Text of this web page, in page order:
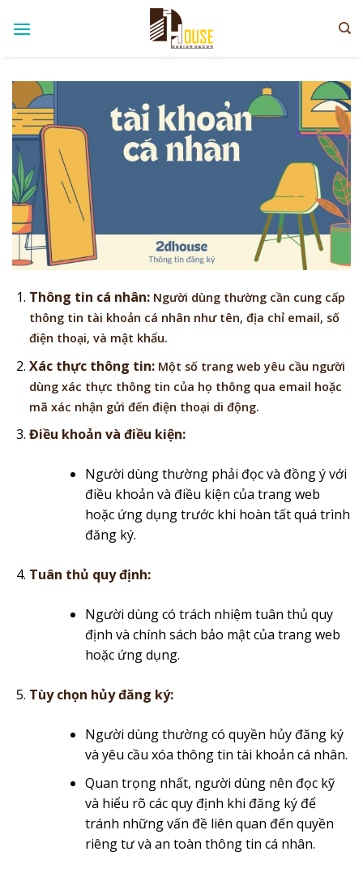
Thông tin cá nhân: Người dùng thường cần cung cấp
thông tin tài khoản cá nhân như tên, địa chỉ email, số
điện thoại, và mật khẩu.
Xác thực thông tin: Một số trang web yêu cầu người
dùng xác thực thông tin của họ thông qua email hoặc
mã xác nhận gửi đến điện thoại di động.
Điều khoản và điều kiện:
Người dùng thường phải đọc và đồng ý với
điều khoản và điều kiện của trang web
hoặc ứng dụng trước khi hoàn tất quá trình
đăng ký.
Tuân thủ quy định:
Người dùng có trách nhiệm tuân thủ quy
định và chính sách bảo mật của trang web
hoặc ứng dụng.
Tùy chọn hủy đăng ký:
Người dùng thường có quyền hủy đăng ký
và yêu cầu xóa thông tin tài khoản cá nhân.
Quan trọng nhất, người dùng nên đọc kỹ
và hiểu rõ các quy định khi đăng ký để
tránh những vấn đề liên quan đến quyền
riêng tư và an toàn thông tin cá nhân.